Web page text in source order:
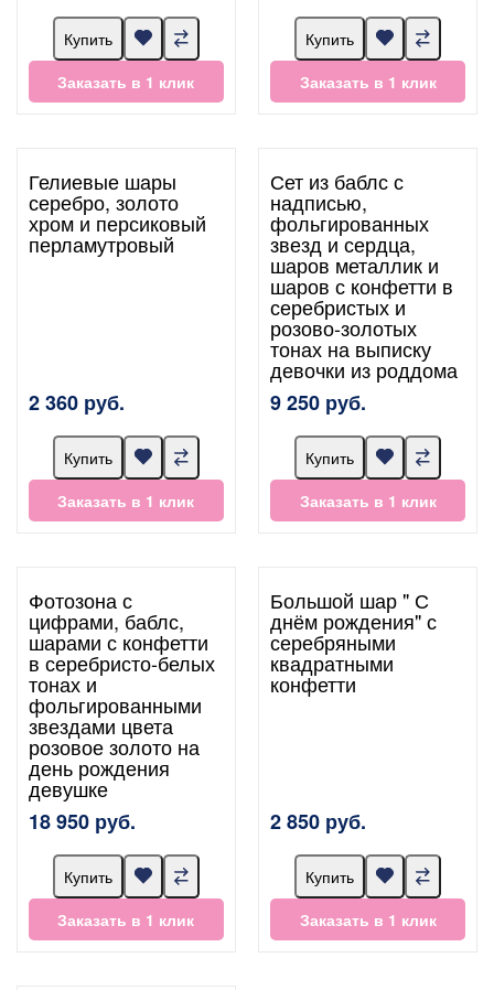
Купить
Заказать в 1 клик
Купить
Заказать в 1 клик
Гелиевые шары
серебро, золото
хром и персиковый
перламутровый
2 360 руб.
Купить
Заказать в 1 клик
Сет из баблс с
надписью,
фольгированных
звезд и сердца,
шаров металлик и
шаров с конфетти в
серебристых и
розово-золотых
тонах на выписку
девочки из роддома
9 250 руб.
Купить
Заказать в 1 клик
Фотозона с
цифрами, баблс,
шарами с конфетти
в серебристо-белых
тонах и
фольгированными
звездами цвета
розовое золото на
день рождения
девушке
18 950 руб.
Купить
Заказать в 1 клик
Большой шар " С
днём рождения" с
серебряными
квадратными
конфетти
2 850 руб.
Купить
Заказать в 1 клик